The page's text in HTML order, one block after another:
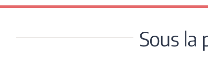
Sous la